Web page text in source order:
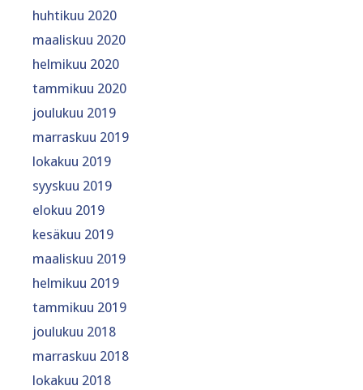
huhtikuu 2020
maaliskuu 2020
helmikuu 2020
tammikuu 2020
joulukuu 2019
marraskuu 2019
lokakuu 2019
syyskuu 2019
elokuu 2019
kesäkuu 2019
maaliskuu 2019
helmikuu 2019
tammikuu 2019
joulukuu 2018
marraskuu 2018
lokakuu 2018